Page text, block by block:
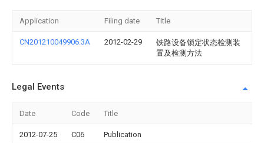
Application Filing date Title
CN201210049906.3A 2012-02-29
铁路设备锁定状态检测装
置及检测方法
Legal Events
Date Code Title
2012-07-25 C06 Publication